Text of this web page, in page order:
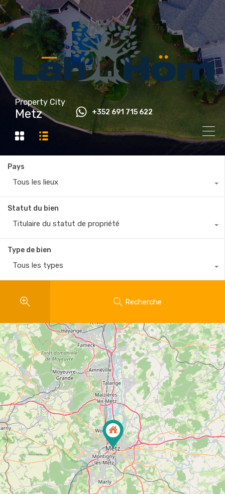
+352 691 715 622
Property City
Metz
Pays
Tous les lieux
Statut du bien
Titulaire du statut de propriété
Type de bien
Tous les types
Recherche